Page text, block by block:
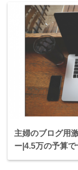
主婦のブログ用
ー|4.5万の予算